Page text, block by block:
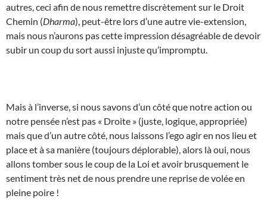
autres, ceci afin de nous remettre discrètement sur le Droit
Chemin (Dharma), peut-être lors d’une autre vie-extension,
mais nous n’aurons pas cette impression désagréable de devoir
subir un coup du sort aussi injuste qu’impromptu.
Mais à l’inverse, si nous savons d’un côté que notre action ou
notre pensée n’est pas « Droite » (juste, logique, appropriée)
mais que d’un autre côté, nous laissons l’ego agir en nos lieu et
place et à sa manière (toujours déplorable), alors là oui, nous
allons tomber sous le coup de la Loi et avoir brusquement le
sentiment très net de nous prendre une reprise de volée en
pleine poire !